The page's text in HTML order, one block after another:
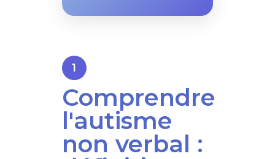
Comprendre
l'autisme
non verbal :